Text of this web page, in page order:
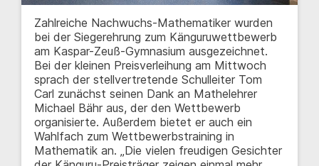
Zahlreiche Nachwuchs-Mathematiker wurden
bei der Siegerehrung zum Känguruwettbewerb
am Kaspar-Zeuß-Gymnasium ausgezeichnet.
Bei der kleinen Preisverleihung am Mittwoch
sprach der stellvertretende Schulleiter Tom
Carl zunächst seinen Dank an Mathelehrer
Michael Bähr aus, der den Wettbewerb
organisierte. Außerdem bietet er auch ein
Wahlfach zum Wettbewerbstraining in
Mathematik an. „Die vielen freudigen Gesichter